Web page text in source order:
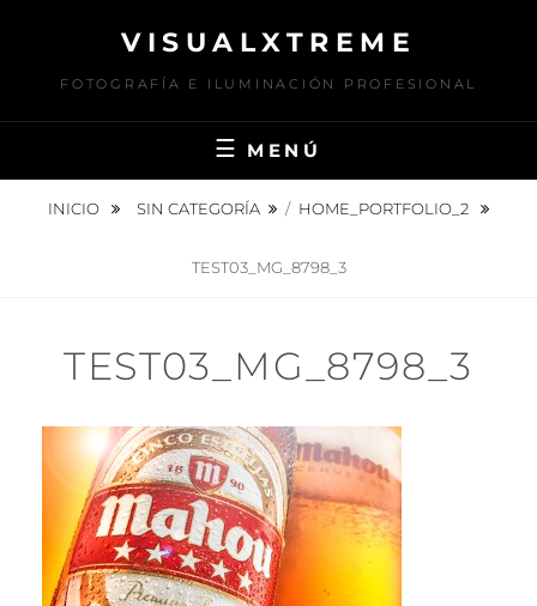
contenido
VISUALXTREME
FOTOGRAFÍA E ILUMINACIÓN PROFESIONAL
MENÚ
INICIO SIN CATEGORÍA / HOME_PORTFOLIO_2
TEST03_MG_8798_3
TEST03_MG_8798_3